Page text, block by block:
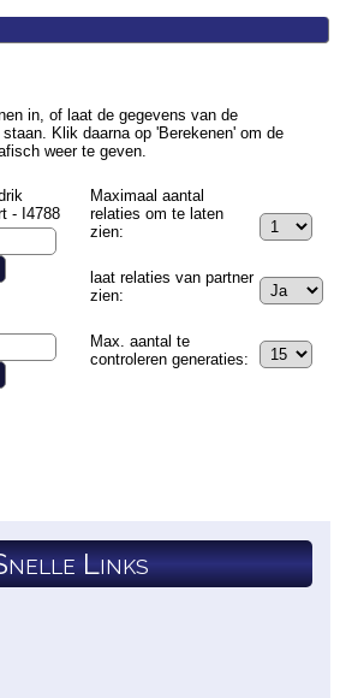
in, of laat de gegevens van de
Klik daarna op 'Berekenen' om de
weer te geven.
- I4788
Maximaal aantal
relaties om te laten
zien:
laat relaties van partner
zien:
Max. aantal te
controleren generaties:
Links